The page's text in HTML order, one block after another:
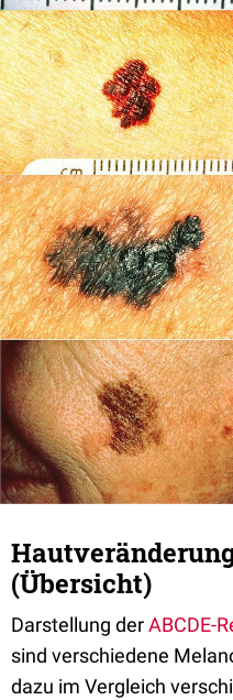
(Übersicht)
Darstellung derABCDE-
sind verschiedene
dazu im Vergleich